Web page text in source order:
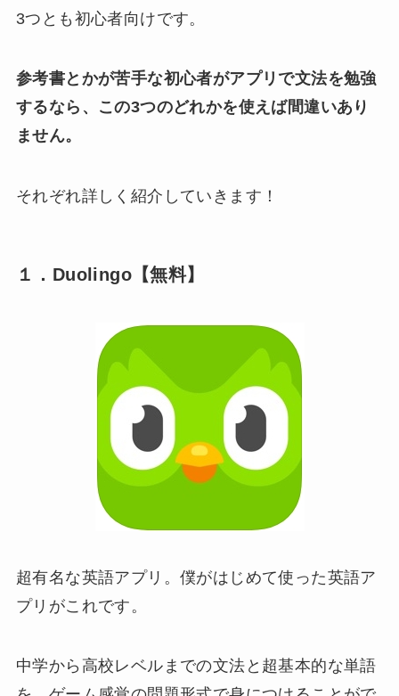
3つとも 初心者向けです。
参考書とかが苦手な初心者がアプリで文法を勉強
するなら、この3つのどれかを使えば間違いあり
ません。
それぞれ詳しく紹介していきます！
１．Duolingo【無料】
超有名な英語アプリ。僕がはじめて使った英語ア
プリがこれです。
中学から高校レベルまでの文法と超基本的な単語